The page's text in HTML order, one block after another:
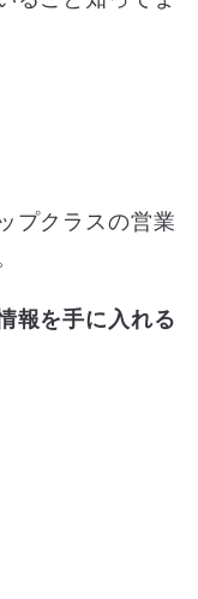
プクラスの営業
報を手に入れる